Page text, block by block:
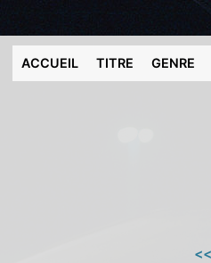
ACCUEIL TITRE GENRE